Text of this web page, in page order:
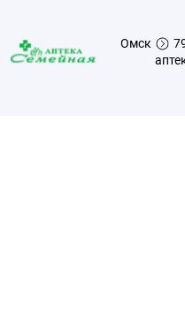
Перейти к основному
Омск